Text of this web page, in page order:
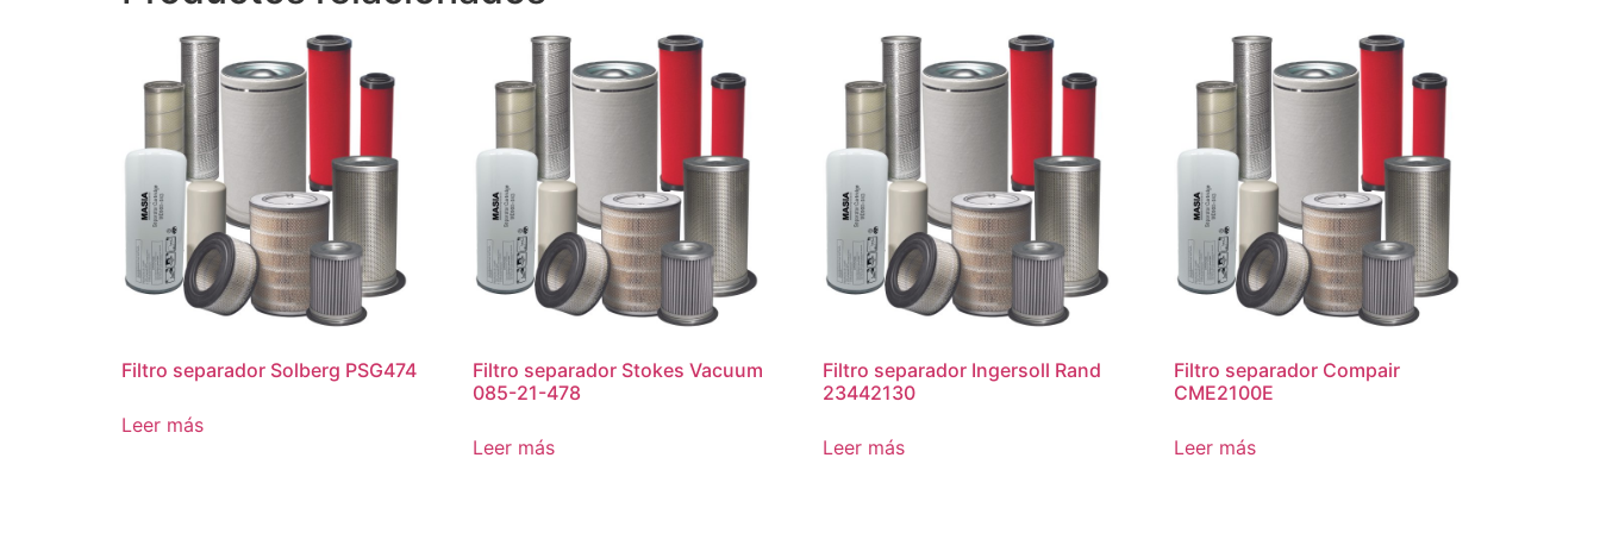
Filtro separador Solberg PSG474
Leer más
Filtro separador Stokes Vacuum
085-21-478
Leer más
Filtro separador Ingersoll Rand
23442130
Leer más
Filtro separador Compair
CME2100E
Leer más